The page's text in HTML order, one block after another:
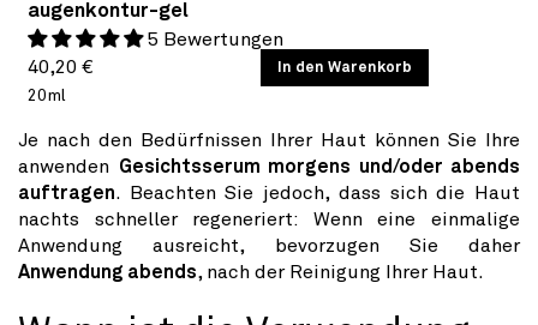
augenkontur-gel
5 Bewertungen
Normaler
Preis
40,20 €
GRUNDPREIS
/
20ml
In den Warenkorb
Je nach den Bedürfnissen Ihrer Haut können Sie Ihre
anwenden Gesichtsserum morgens und/oder abends
auftragen. Beachten Sie jedoch, dass sich die Haut
nachts schneller regeneriert: Wenn eine einmalige
Anwendung ausreicht, bevorzugen Sie daher
Anwendung abends, nach der Reinigung Ihrer Haut.